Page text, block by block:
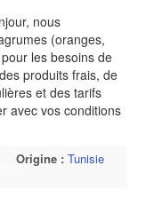
nous
(oranges,
les besoins de
produits frais, de
et des tarifs
avec vos conditions
Origine : Tunisie